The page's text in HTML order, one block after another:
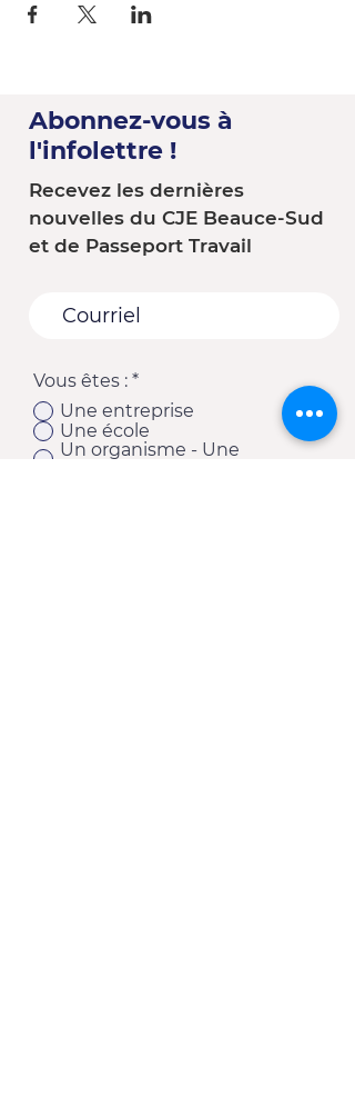
Abonnez-vous à
l'infolettre !
Recevez les dernières
nouvelles du CJE Beauce-Sud
et de Passeport Travail
Vous êtes : *
Une entreprise
Une école
Un organisme - Une